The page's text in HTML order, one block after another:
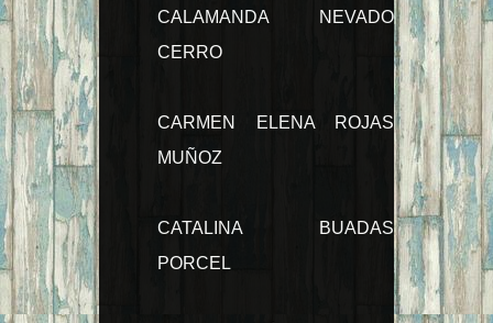
CALAMANDA NEVADO
CERRO
CARMEN ELENA ROJAS
MUÑOZ
CATALINA BUADAS
PORCEL